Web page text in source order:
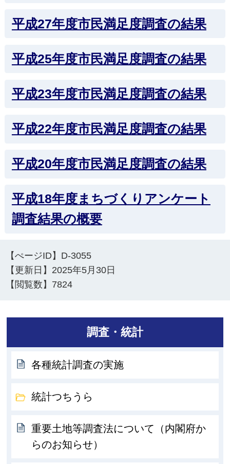
平成27年度市民満足度調査の結果
平成25年度市民満足度調査の結果
平成23年度市民満足度調査の結果
平成22年度市民満足度調査の結果
平成20年度市民満足度調査の結果
平成18年度まちづくりアンケート
調査結果の概要
【ぺージID】 D-3055
【更新日】 2025年5月30日
【閲覧数】 7824
調査・統計
各種統計調査の実施
統計つちうら
重要土地等調査法について（内閣府か
らのお知らせ）